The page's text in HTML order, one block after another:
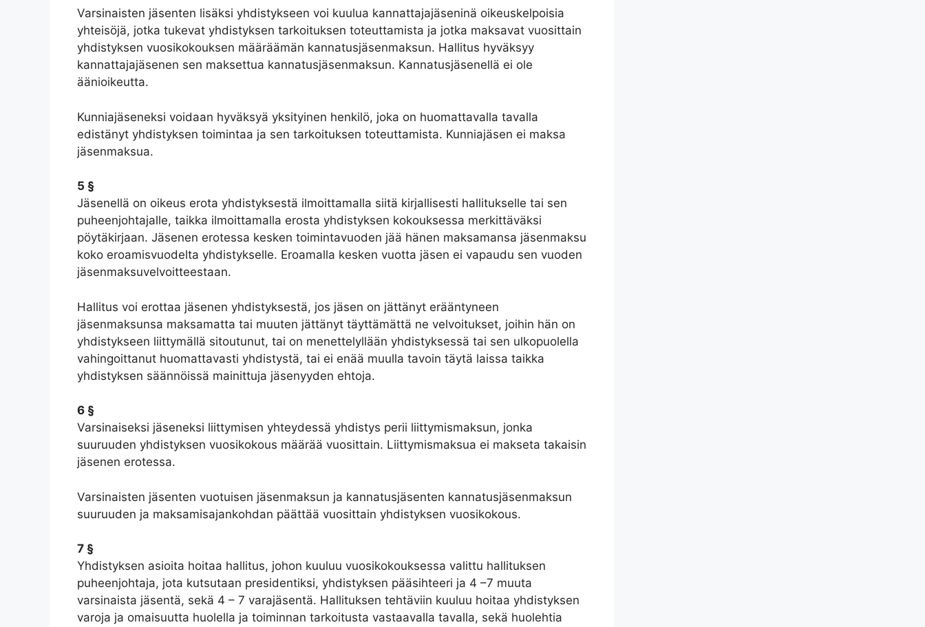
Varsinaisten jäsenten lisäksi yhdistykseen voi kuulua kannattajajäseninä oikeuskelpoisia
yhteisöjä, jotka tukevat yhdistyksen tarkoituksen toteuttamista ja jotka maksavat vuosittain
yhdistyksen vuosikokouksen määräämän kannatusjäsenmaksun. Hallitus hyväksyy
kannattajajäsenen sen maksettua kannatusjäsenmaksun. Kannatusjäsenellä ei ole
äänioikeutta.
Kunniajäseneksi voidaan hyväksyä yksityinen henkilö, joka on huomattavalla tavalla
edistänyt yhdistyksen toimintaa ja sen tarkoituksen toteuttamista. Kunniajäsen ei maksa
jäsenmaksua.
5 §
Jäsenellä on oikeus erota yhdistyksestä ilmoittamalla siitä kirjallisesti hallitukselle tai sen
puheenjohtajalle, taikka ilmoittamalla erosta yhdistyksen kokouksessa merkittäväksi
pöytäkirjaan. Jäsenen erotessa kesken toimintavuoden jää hänen maksamansa jäsenmaksu
koko eroamisvuodelta yhdistykselle. Eroamalla kesken vuotta jäsen ei vapaudu sen vuoden
jäsenmaksuvelvoitteestaan.
Hallitus voi erottaa jäsenen yhdistyksestä, jos jäsen on jättänyt erääntyneen
jäsenmaksunsa maksamatta tai muuten jättänyt täyttämättä ne velvoitukset, joihin hän on
yhdistykseen liittymällä sitoutunut, tai on menettelyllään yhdistyksessä tai sen ulkopuolella
vahingoittanut huomattavasti yhdistystä, tai ei enää muulla tavoin täytä laissa taikka
yhdistyksen säännöissä mainittuja jäsenyyden ehtoja.
6 §
Varsinaiseksi jäseneksi liittymisen yhteydessä yhdistys perii liittymismaksun, jonka
suuruuden yhdistyksen vuosikokous määrää vuosittain. Liittymismaksua ei makseta takaisin
jäsenen erotessa.
Varsinaisten jäsenten vuotuisen jäsenmaksun ja kannatusjäsenten kannatusjäsenmaksun
suuruuden ja maksamisajankohdan päättää vuosittain yhdistyksen vuosikokous.
7 §
Yhdistyksen asioita hoitaa hallitus, johon kuuluu vuosikokouksessa valittu hallituksen
puheenjohtaja, jota kutsutaan presidentiksi, yhdistyksen pääsihteeri ja 4 –7 muuta
varsinaista jäsentä, sekä 4 – 7 varajäsentä. Hallituksen tehtäviin kuuluu hoitaa yhdistyksen
varoja ja omaisuutta huolella ja toiminnan tarkoitusta vastaavalla tavalla, sekä huolehtia